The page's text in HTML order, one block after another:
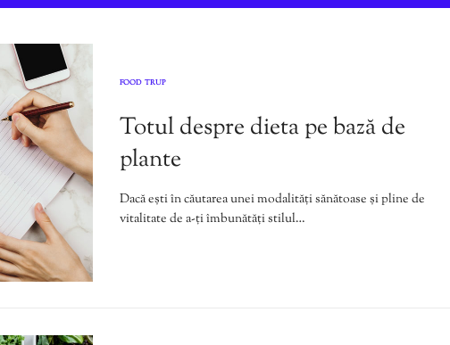
FOOD TRUP
Totul despre dieta pe bază de
plante
Dacă ești în căutarea unei modalități sănătoase și pline de
vitalitate de a-ți îmbunătăți stilul…